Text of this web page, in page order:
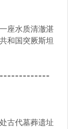
座水质清澈湛
和国突厥斯坦
古代墓葬遗址